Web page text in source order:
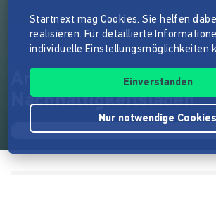
Ansbach unverpackt -
Nachhaltigkeitsladen
Startnext mag Cookies. Sie helfen
realisieren. Für detaillierte
individuelle Einstellungsmöglichkeiten
Einverstanden
Nur notwendige Cookies